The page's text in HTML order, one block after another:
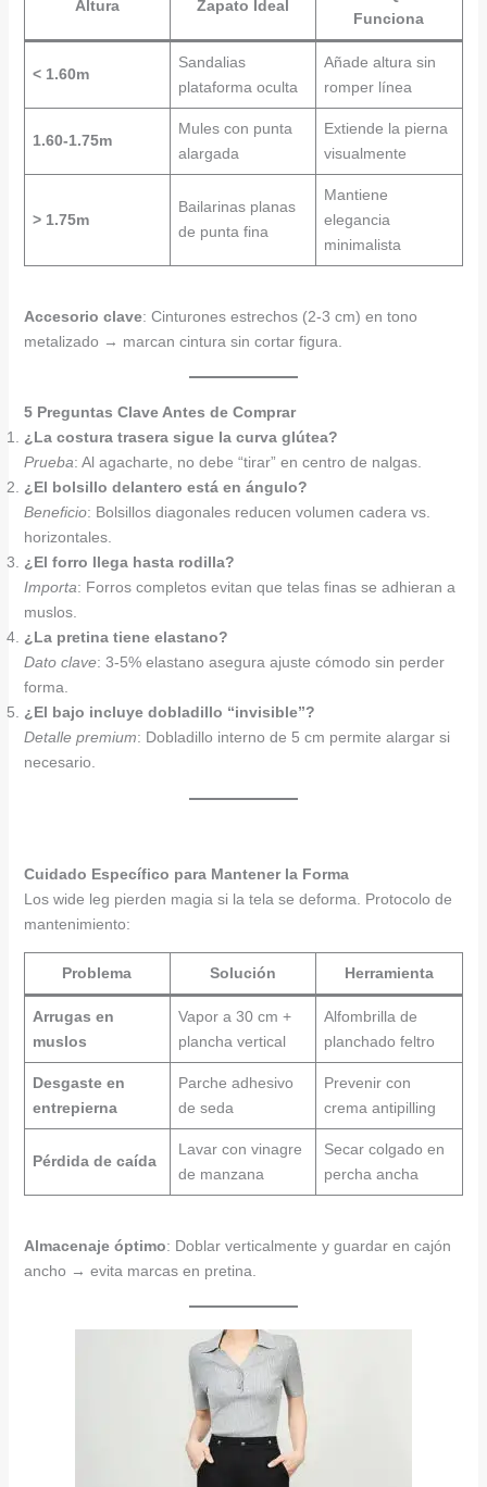
Altura Zapato Ideal
Funciona
< 1.60m
Sandalias
plataforma oculta
Añade altura sin
romper línea
1.60-1.75m
Mules con punta
alargada
Extiende la pierna
visualmente
> 1.75m
Bailarinas planas
de punta fina
Mantiene
elegancia
minimalista
Accesorio clave: Cinturones estrechos (2-3 cm) en tono
metalizado → marcan cintura sin cortar figura.
5 Preguntas Clave Antes de Comprar
¿La costura trasera sigue la curva glútea?
Prueba: Al agacharte, no debe “tirar” en centro de nalgas.
¿El bolsillo delantero está en ángulo?
Beneficio: Bolsillos diagonales reducen volumen cadera vs.
horizontales.
¿El forro llega hasta rodilla?
Importa: Forros completos evitan que telas finas se adhieran a
muslos.
¿La pretina tiene elastano?
Dato clave: 3-5% elastano asegura ajuste cómodo sin perder
forma.
¿El bajo incluye dobladillo “invisible”?
Detalle premium: Dobladillo interno de 5 cm permite alargar si
necesario.
Cuidado Específico para Mantener la Forma
Los wide leg pierden magia si la tela se deforma. Protocolo de
mantenimiento:
Problema Solución Herramienta
Arrugas en
muslos
Vapor a 30 cm +
plancha vertical
Alfombrilla de
planchado feltro
Desgaste en
entrepierna
Parche adhesivo
de seda
Prevenir con
crema antipilling
Pérdida de caída
Lavar con vinagre
de manzana
Secar colgado en
percha ancha
Almacenaje óptimo: Doblar verticalmente y guardar en cajón
ancho → evita marcas en pretina.